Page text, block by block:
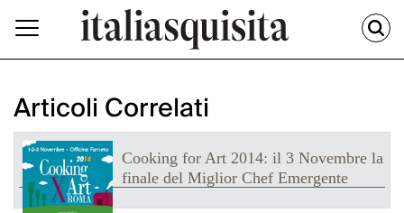
Articoli Correlati
Cooking for Art 2014: il 3 Novembre la
finale del Miglior Chef Emergente